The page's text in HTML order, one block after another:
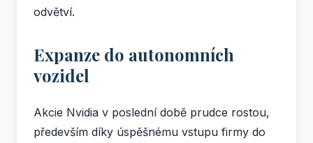
odvětví.
Expanze do autonomních
vozidel
Akcie Nvidia v poslední době prudce rostou,
především díky úspěšnému vstupu firmy do